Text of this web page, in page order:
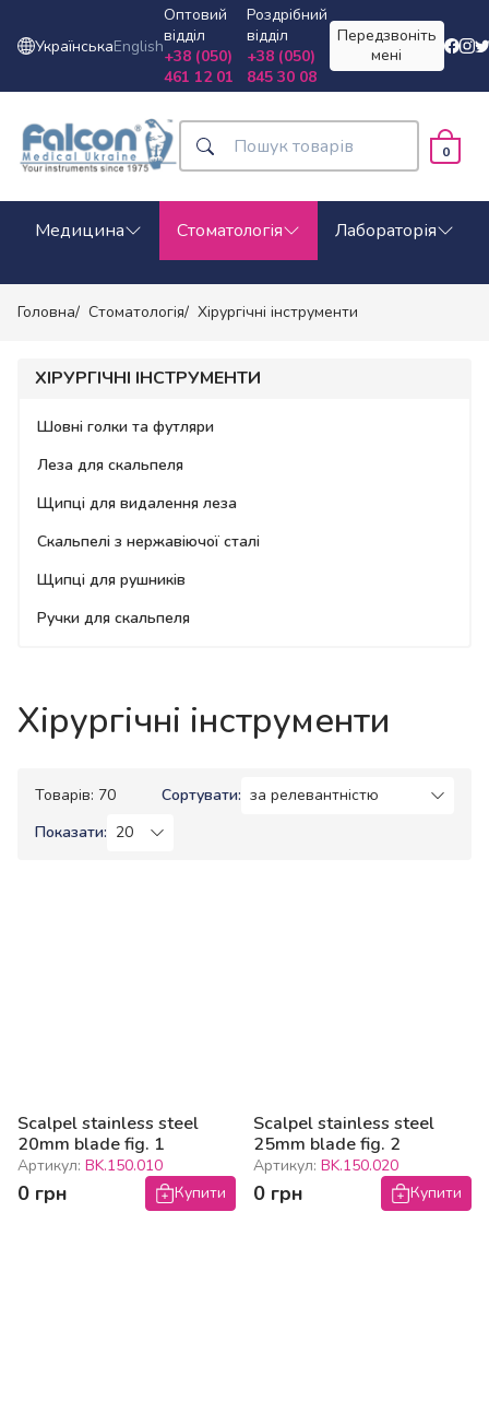
УкраїнськаEnglish
Оптовий
відділ
+38 (050)
461 12 01
Роздрібний
відділ
+38 (050)
845 30 08
Передзвоніть
мені
0
Медицина Стоматологія Лабораторія
Головна Стоматологія Хірургічні інструменти
ХІРУРГІЧНІ ІНСТРУМЕНТИ
Шовні голки та футляри
Леза для скальпеля
Щипці для видалення леза
Скальпелі з нержавіючої сталі
Щипці для рушників
Ручки для скальпеля
Хірургічні інструменти
Товарів: 70
Сортувати:
Показати:
Scalpel stainless steel
20mm blade fig. 1
Артикул: BK.150.010
0 грн Купити
Scalpel stainless steel
25mm blade fig. 2
Артикул: BK.150.020
0 грн Купити